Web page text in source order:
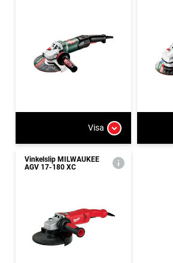
Visa
Vinkelslip MILWAUKEE
AGV 17-180 XC